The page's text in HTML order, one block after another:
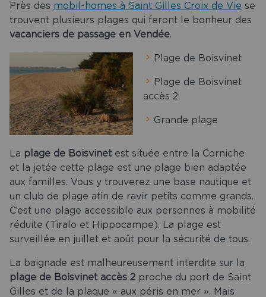
& Accès
Près des mobil-homes à Saint Gilles Croix de Vie se
trouvent plusieurs plages qui feront le bonheur des
vacanciers de passage en Vendée.
Plage de Boisvinet
Plage de Boisvinet
accès 2
Grande plage
La plage de Boisvinetest située entre la Corniche
et la jetée cette plage est une plage bien adaptée
aux familles. Vous y trouverez une base nautique et
un club de plage afin de ravir petits comme grands.
C’est une plage accessible aux personnes à mobilité
réduite (Tiralo et Hippocampe). La plage est
surveillée en juillet et août pour la sécurité de tous.
La baignade est malheureusement interdite sur la
plage de Boisvinet accès 2 proche du port de Saint
Gilles et de la plaque « aux péris en mer ». Mais